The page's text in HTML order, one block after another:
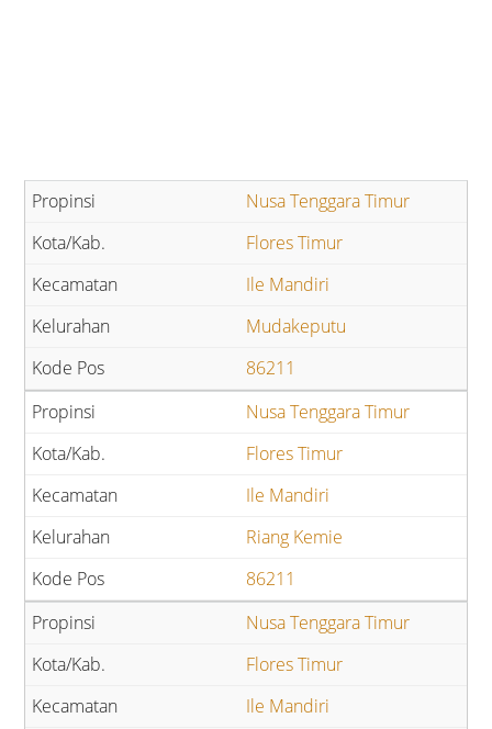
Nusa Tenggara Timur
Flores Timur
Ile Mandiri
Mudakeputu
86211
Nusa Tenggara Timur
Flores Timur
Ile Mandiri
Riang Kemie
86211
Nusa Tenggara Timur
Flores Timur
Ile Mandiri